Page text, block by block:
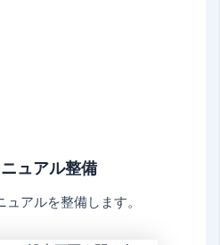
ュアル整備
アルを整備します。